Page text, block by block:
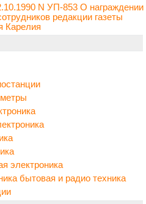
N УП-853 О награждении
редакции газеты
Карелия
электроника
бытовая и радио техника